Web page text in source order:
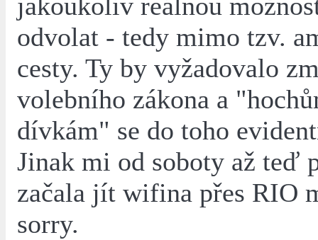
jakoukoliv reálnou
odvolat - tedy mimo tzv.
cesty. Ty by vyžadovalo
volebního zákona a
dívkám" se do toho
Jinak mi od soboty až teď
začala jít wifina přes RIO
sorry.